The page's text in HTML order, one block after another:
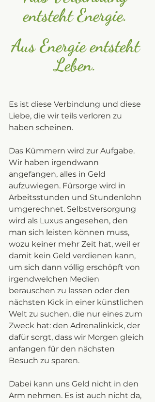
entsteht Energie.
Aus Energie entsteht
Leben.
Es ist diese Verbindung und diese
Liebe, die wir teils verloren zu
haben scheinen.
Das Kümmern wird zur Aufgabe.
Wir haben irgendwann
angefangen, alles in Geld
aufzuwiegen. Fürsorge wird in
Arbeitsstunden und Stundenlohn
umgerechnet. Selbstversorgung
wird als Luxus angesehen, den
man sich leisten können muss,
wozu keiner mehr Zeit hat, weil er
damit kein Geld verdienen kann,
um sich dann völlig erschöpft von
irgendwelchen Medien
berauschen zu lassen oder den
nächsten Kick in einer künstlichen
Welt zu suchen, die nur eines zum
Zweck hat: den Adrenalinkick, der
dafür sorgt, dass wir Morgen gleich
anfangen für den nächsten
Besuch zu sparen.
Dabei kann uns Geld nicht in den
Arm nehmen. Es ist auch nicht da,